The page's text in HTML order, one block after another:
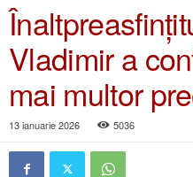
Vladimir a
mai multor
13 ianuarie 2026 5036